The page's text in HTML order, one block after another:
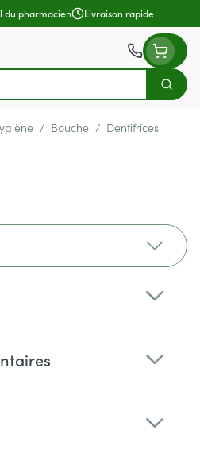
du pharmacien Livraison rapide
/ Bouche / Dentifrices